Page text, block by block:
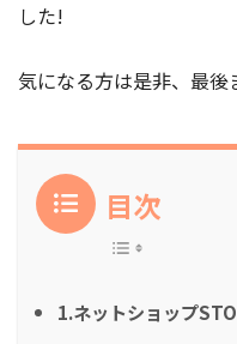
した!
気になる方は是非、最後
目次
1.ネットショップ